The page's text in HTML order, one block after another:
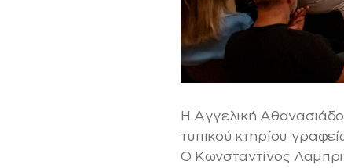
Η Αγγελική
τυπικού κτηρίου
Ο Κωνσταντίνος